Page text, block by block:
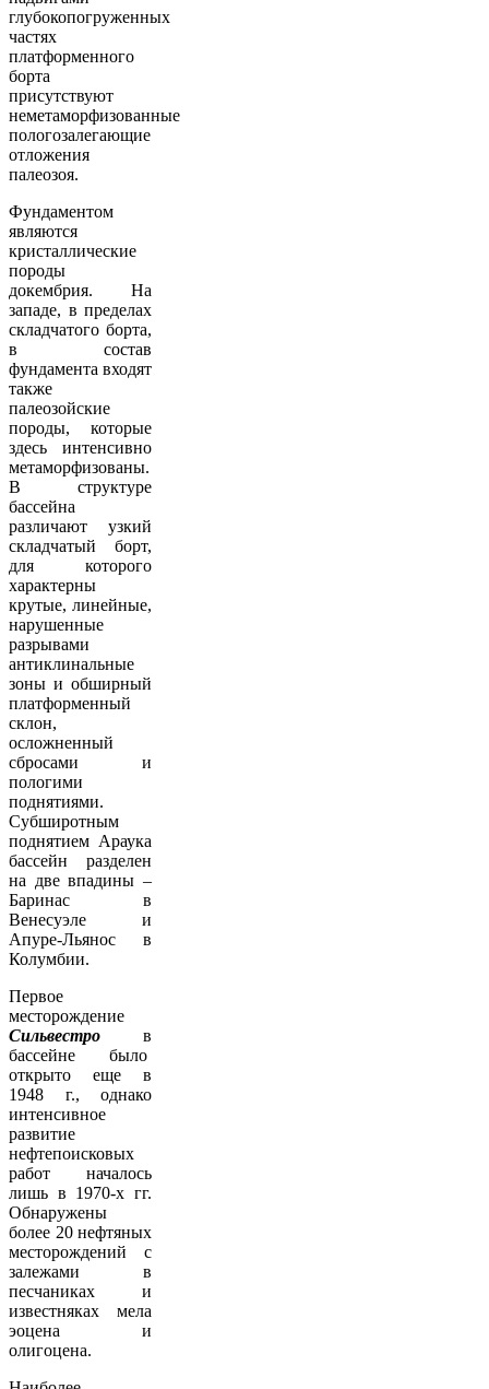
глубокопогруженных
частях
платформенного
борта
присутствуют
неметаморфизованные
пологозалегающие
отложения
палеозоя.
Фундаментом
являются
кристаллические
породы
докембрия. На
западе, в пределах
складчатого борта,
в состав
фундамента входят
также
палеозойские
породы, которые
здесь интенсивно
метаморфизованы.
В структуре
бассейна
различают узкий
складчатый борт,
для которого
характерны
крутые, линейные,
нарушенные
разрывами
антиклинальные
зоны и обширный
платформенный
склон,
осложненный
сбросами и
пологими
поднятиями.
Субширотным
поднятием Араука
бассейн разделен
на две впадины –
Баринас в
Венесуэле и
Апуре-Льянос в
Колумбии.
Первое
месторождение
Сильвестро в
бассейне было
открыто еще в
1948 г., однако
интенсивное
развитие
нефтепоисковых
работ началось
лишь в 1970-х гг.
Обнаружены
более 20 нефтяных
месторождений с
залежами в
песчаниках и
известняках мела
эоцена и
олигоцена.